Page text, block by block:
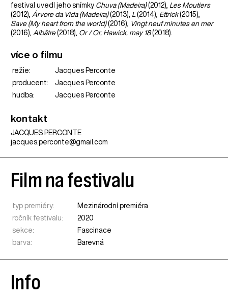
festival uvedl jeho snímky Chuva (Madeira)(2012), Les Moutiers
(2012), Árvore da Vida (Madeira)(2013), L (2014), Ettrick(2015),
Save (My heart from the world)(2016),
Vingt neuf minutes en mer
(2016), Albâtre(2018), Or / Or, Hawick, may 18(2018).
více o filmu
režie:
Jacques Perconte
producent:
Jacques Perconte
hudba:
Jacques Perconte
kontakt
JACQUES PERCONTE
jacques.perconte@gmail.com
Film na festivalu
typ premiéry:
Mezinárodní premiéra
ročník festivalu:
2020
sekce:
Fascinace
barva:
Barevná
Info